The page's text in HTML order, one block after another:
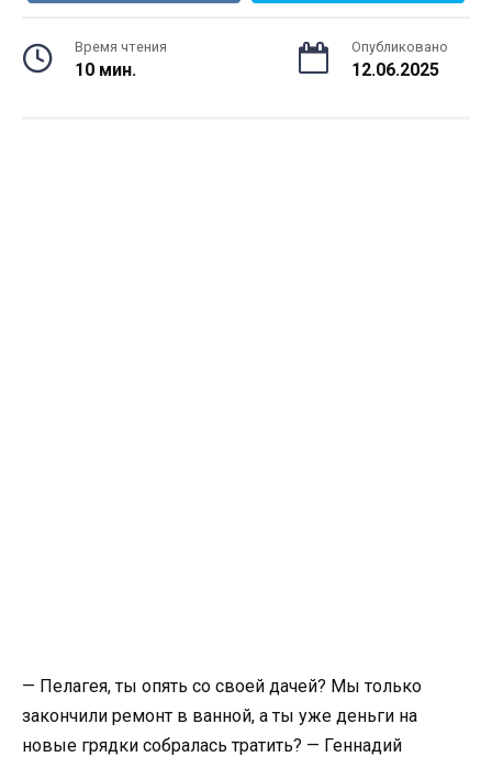
Время чтения
10 мин.
Опубликовано
12.06.2025
— Пелагея, ты опять со своей дачей? Мы только
закончили ремонт в ванной, а ты уже деньги на
новые грядки собралась тратить? — Геннадий